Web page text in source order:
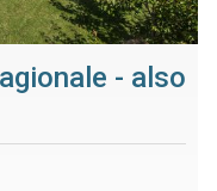
- also